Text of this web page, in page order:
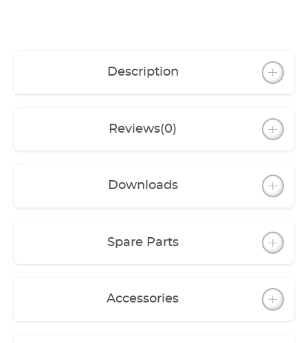
Description
Reviews(0)
Downloads
Spare Parts
Accessories